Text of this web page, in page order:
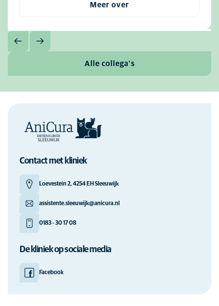
Meer over
Alle collega's
Contact met kliniek
Loevestein 2, 4254 EH Sleeuwijk
assistente.sleeuwijk@anicura.nl
0183 - 30 17 08
De kliniek op sociale media
Facebook